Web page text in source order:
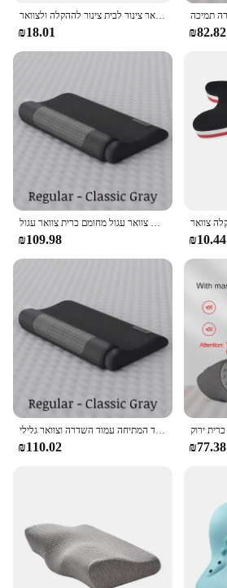
כרית המתיחה צוואר חם צוואר נמתח ומכשיר אורתופדי למכשירי צוואר צינור לבית צינור לההקלה ולצוואר
₪18.01 ₪82.82
תיקון כרית צוואר מיוחד לשפר את שינה צוואר עגול מחומם כרית צוואר עגול
₪109.98 ₪10.44
כרית צוואר הרחם להגן על עמוד השדרה כדי לשפר את השינה עיסוי מיוחד המתיחה עמוד השדרה וצוואר גלילי
₪110.02 ₪77.38